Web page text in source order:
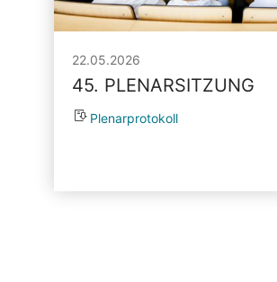
22.05.2026
45. PLENARSITZUNG
Plenarprotokoll